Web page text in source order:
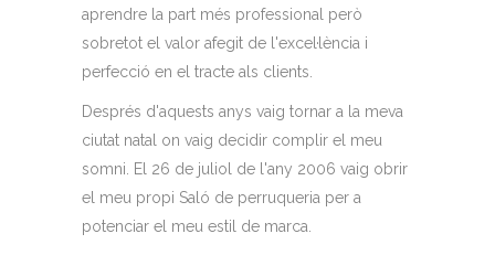
aprendre la part més professional però
sobretot el valor afegit de l'excel·lència i
perfecció en el tracte als clients.
Després d'aquests anys vaig tornar a la meva
ciutat natal on vaig decidir complir el meu
somni. El 26 de juliol de l'any 2006 vaig obrir
el meu propi Saló de perruqueria per a
potenciar el meu estil de marca.